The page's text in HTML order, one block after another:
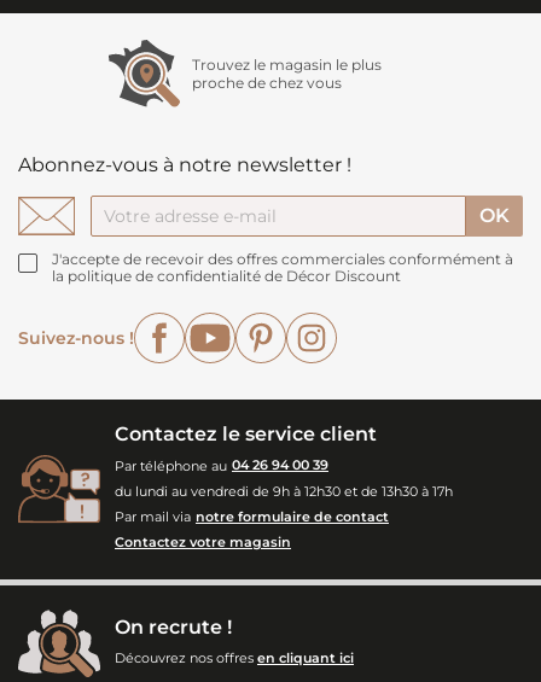
Trouvez le magasin le plus
proche de chez vous
Abonnez-vous à notre newsletter !
J'accepte de recevoir des offres commerciales conformément à
la politique de confidentialité de Décor Discount
Suivez-nous !
FacebookYouTubePinterest
Contactez le service client
Par téléphone au 04 26 94 00 39
du lundi au vendredi de 9h à 12h30 et de 13h30 à 17h
Par mail via notre formulaire de contact
Contactez votre magasin
On recrute !
Découvrez nos offres en cliquant ici